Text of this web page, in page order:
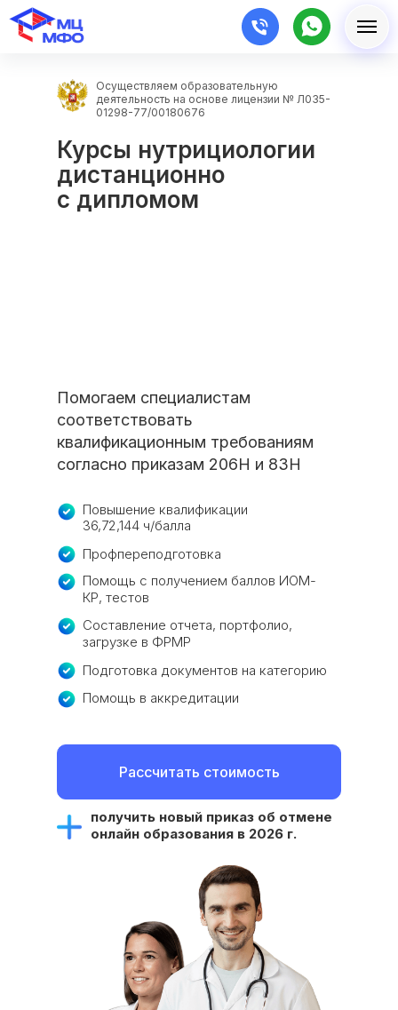
Помогаем специалистам
соответствовать
квалификационным требованиям
согласно приказам 206Н и 83Н
Рассчитать стоимость
Курсы нутрициологии
дистанционно
с дипломом
Повышение квалификации
36,72,144 ч/балла
Профпереподготовка
Помощь с получением баллов ИОМ-
КР, тестов
Подготовка документов на категорию
Составление отчета, портфолио,
загрузке в ФРМР
Помощь в аккредитации
получить новый приказ об отмене
онлайн образования в 2026 г.
Осуществляем образовательную
деятельность на основе лицензии № Л035-
01298-77/00180676